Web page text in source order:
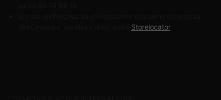
Storelocator.